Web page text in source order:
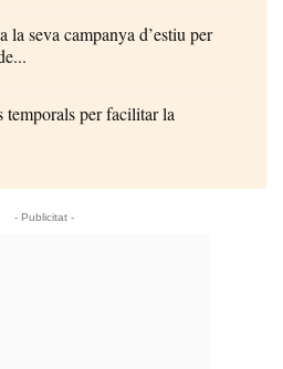
seva campanya d’estiu per
temporals per facilitar la
- Publicitat -